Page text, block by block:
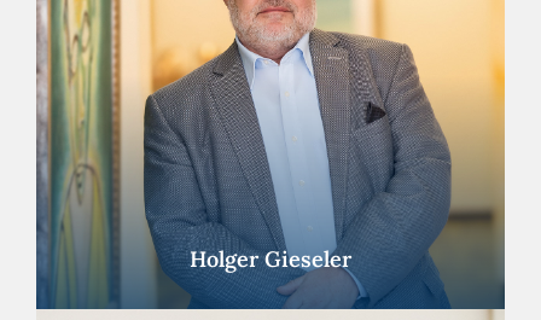
Holger Gieseler